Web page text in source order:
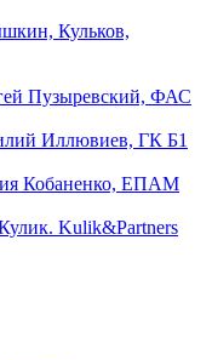
Кульков,
Пузыревский, ФАС
Иллювиев, ГК Б1
Кобаненко, ЕПАМ
Kulik&Partners